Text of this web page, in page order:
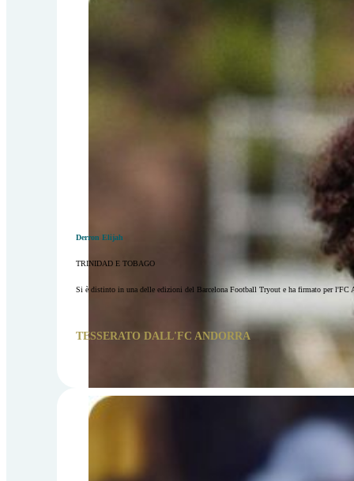
Derron Elijah
TRINIDAD E TOBAGO
Si è distinto in una delle edizioni del Barcelona Football Tryout e ha firmato per l'FC
TESSERATO DALL'FC ANDORRA